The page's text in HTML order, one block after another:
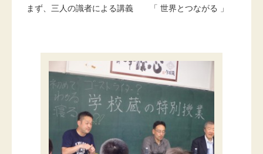
まず、三人の識者による講義 「 世界とつながる 」